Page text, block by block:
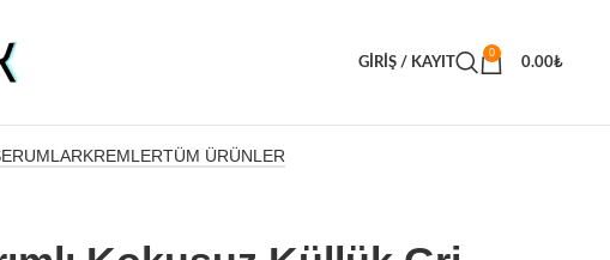
GIRIŞ / KAYIT
0
0.00₺
KREMLERTÜM ÜRÜNLER